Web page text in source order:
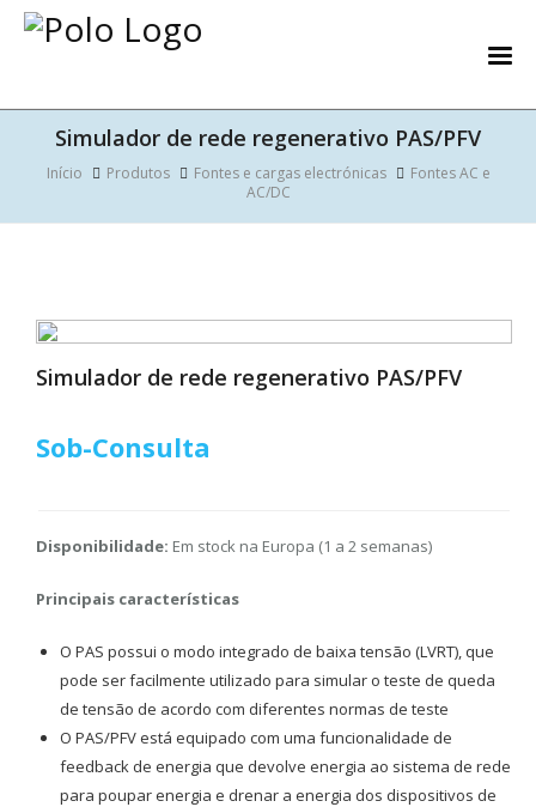
Simulador de rede regenerativo PAS/PFV
Início Produtos Fontes e cargas electrónicas
Fontes AC e
AC/DC
Simulador de rede regenerativo PAS/PFV
Sob-Consulta
Disponibilidade: Em stock na Europa (1 a 2 semanas)
Principais características
O PAS possui o modo integrado de baixa tensão (LVRT), que
pode ser facilmente utilizado para simular o teste de queda
de tensão de acordo com diferentes normas de teste
O PAS/PFV está equipado com uma funcionalidade de
feedback de energia que devolve energia ao sistema de rede
para poupar energia e drenar a energia dos dispositivos de